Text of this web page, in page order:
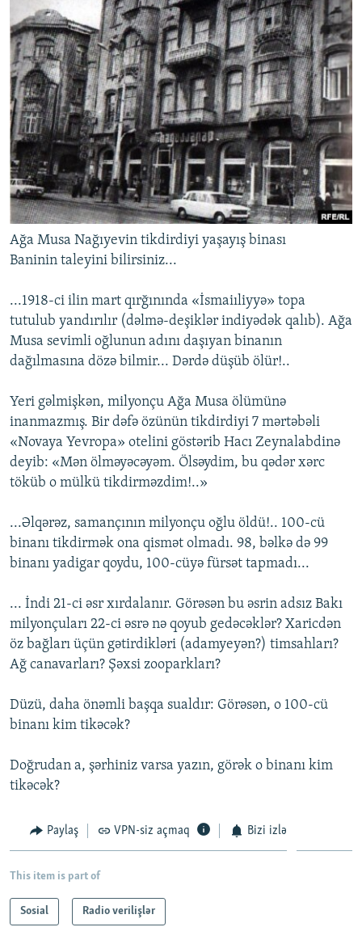
Ağa Musa Nağıyevin tikdirdiyi yaşayış binası
Baninin taleyini bilirsiniz...
...1918-ci ilin mart qırğınında «İsmaiıliyyə» topa
tutulub yandırılır (dəlmə-deşiklər indiyədək qalıb). Ağa
Musa sevimli oğlunun adını daşıyan binanın
dağılmasına dözə bilmir... Dərdə düşüb ölür!..
Yeri gəlmişkən, milyonçu Ağa Musa ölümünə
inanmazmış. Bir dəfə özünün tikdirdiyi 7 mərtəbəli
«Novaya Yevropa» otelini göstərib Hacı Zeynalabdinə
deyib: «Mən ölməyəcəyəm. Ölsəydim, bu qədər xərc
töküb o mülkü tikdirməzdim!..»
...Əlqərəz, samançının milyonçu oğlu öldü!.. 100-cü
binanı tikdirmək ona qismət olmadı. 98, bəlkə də 99
binanı yadigar qoydu, 100-cüyə fürsət tapmadı...
... İndi 21-ci əsr xırdalanır. Görəsən bu əsrin adsız Bakı
milyonçuları 22-ci əsrə nə qoyub gedəcəklər? Xaricdən
öz bağları üçün gətirdikləri (adamyeyən?) timsahları?
Ağ canavarları? Şəxsi zooparkları?
Düzü, daha önəmli başqa sualdır: Görəsən, o 100-cü
binanı kim tikəcək?
Doğrudan a, şərhiniz varsa yazın, görək o binanı kim
tikəcək?
Paylaş VPN-siz açmaq Bizi izlə
This item is part of
Sosial Radio verilişlər